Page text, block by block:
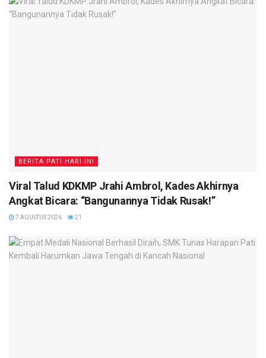
BERITA PATI HARI INI
Viral Talud KDKMP Jrahi Ambrol, Kades Akhirnya
Angkat Bicara: “Bangunannya Tidak Rusak!”
7 AGUSTUS 2026 21